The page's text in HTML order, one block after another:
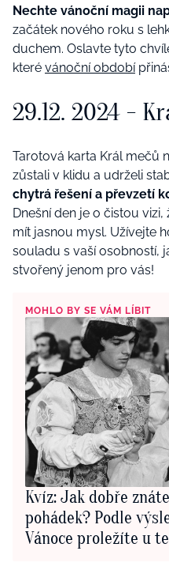
Nechte vánoční magii
začátek nového roku s
duchem. Oslavte tyto
které vánoční období
29.12. 2024 -
Tarotová karta Král mečů
zůstali v klidu a udrželi
chytrá řešení a převzetí
Dnešní den je o čistou
mít jasnou mysl. Užívejte
souladu s vaší osobností,
stvořený jenom pro vás!
MOHLO BY SE VÁM LÍBIT
Kvíz: Jak dobře
pohádek? Podle
Vánoce proležíte u